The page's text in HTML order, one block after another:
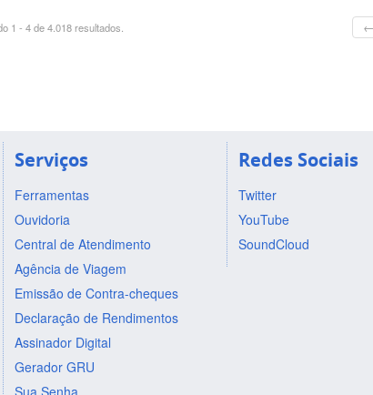
1 - 4 de 4.018 resultados.
Serviços
Ferramentas
Ouvidoria
Central de Atendimento
Agência de Viagem
Emissão de Contra-cheques
Declaração de Rendimentos
Assinador Digital
Gerador GRU
Sua Senha
Redes Sociais
Twitter
YouTube
SoundCloud